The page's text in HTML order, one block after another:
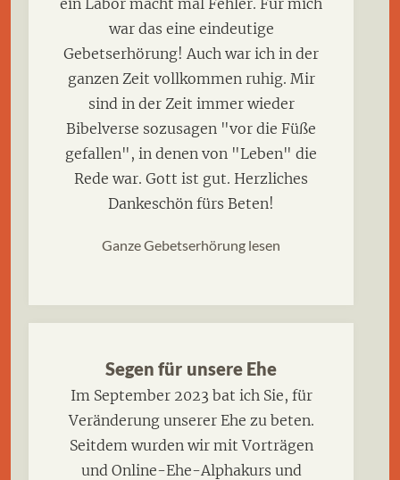
ein Labor macht mal Fehler. Für mich
war das eine eindeutige
Gebetserhörung! Auch war ich in der
ganzen Zeit vollkommen ruhig. Mir
sind in der Zeit immer wieder
Bibelverse sozusagen "vor die Füße
gefallen", in denen von "Leben" die
Rede war. Gott ist gut. Herzliches
Dankeschön fürs Beten!
Ganze Gebetserhörung lesen
Segen für unsere Ehe
Im September 2023 bat ich Sie, für
Veränderung unserer Ehe zu beten.
Seitdem wurden wir mit Vorträgen
und Online-Ehe-Alphakurs und